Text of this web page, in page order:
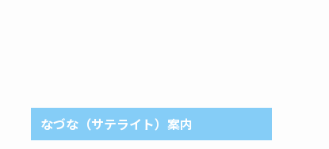
なづな（サテライト）案内